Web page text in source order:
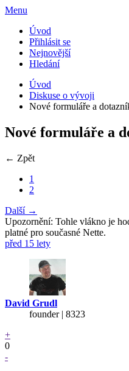
Menu
Úvod
Přihlásit se
Nejnovější
Hledání
Úvod
Diskuse o vývoji
Nové formuláře a
Nové formuláře a
← Zpět
1
2
Další →
Upozornění: Tohle vlákno je
platné pro současné Nette.
před 15 lety
David Grudl
founder | 8323
+
0
-